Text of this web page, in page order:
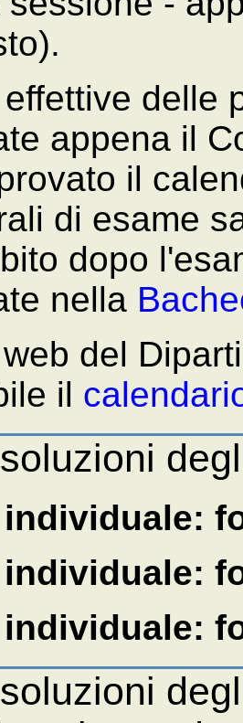
delle
appena il
il
di esame
dopo
nella
del
il